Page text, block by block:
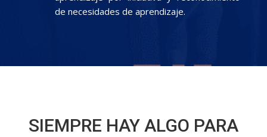
de necesidades de aprendizaje.
SIEMPRE HAY ALGO PARA